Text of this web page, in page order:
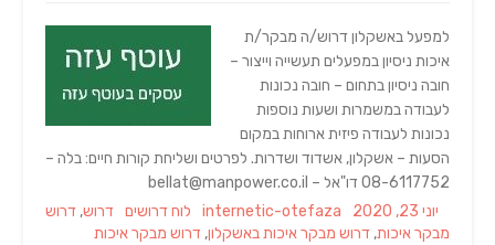
למפעל באשקלון דרוש/ה מבקר/ת
איכות ניסיון במפעלים תעשייה וייצור –
חובה ניסיון בתחום – חובה נכונות
לעבודה במשמרות ושעות נוספות
נכונות לעבודה פיזית ארוחות במקום
הסעות – אשקלון, אשדוד ושדרות. לפרטים ושליחת קורות חיים: בלה –
08-6117752 דו"אל – bellat@manpower.co.il
Posted
on
יוני 23, 2020 Author
internetic-otefaza
Categories
לוח דרושים Tags
דרוש, דרוש
מבקר איכות, דרוש מבקר איכות באשקלון, דרוש מבקר איכות